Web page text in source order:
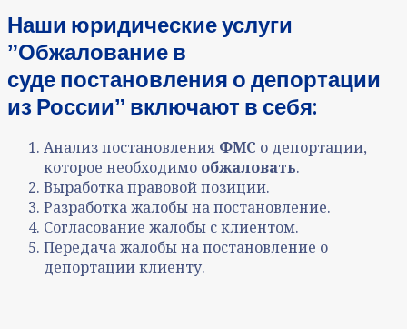
Наши юридические услуги
ˮОбжалование в
суде постановления о депортации
из Россииˮ включают в себя:
Анализ постановления ФМС о депортации,
которое необходимо обжаловать.
Выработка правовой позиции.
Разработка жалобы на постановление.
Согласование жалобы с клиентом.
Передача жалобы на постановление о
депортации клиенту.